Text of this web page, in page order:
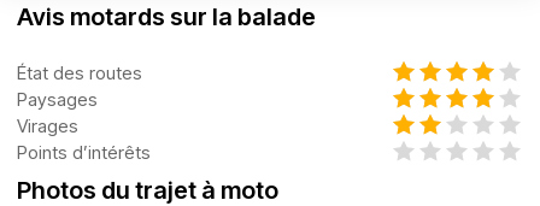
Avis motards sur la balade
État des routes
Paysages
Virages
Points d’intérêts
Photos du trajet à moto